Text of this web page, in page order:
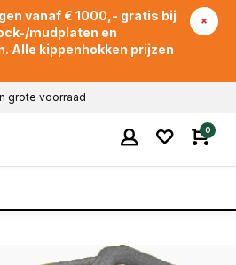
vanaf € 1000,- gratis bij
mudplaten en
Alle kippenhokken prijzen
grote voorraad
0